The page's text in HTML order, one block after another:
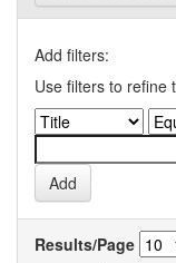
Add filters:
Use filters to refine
Results/Page